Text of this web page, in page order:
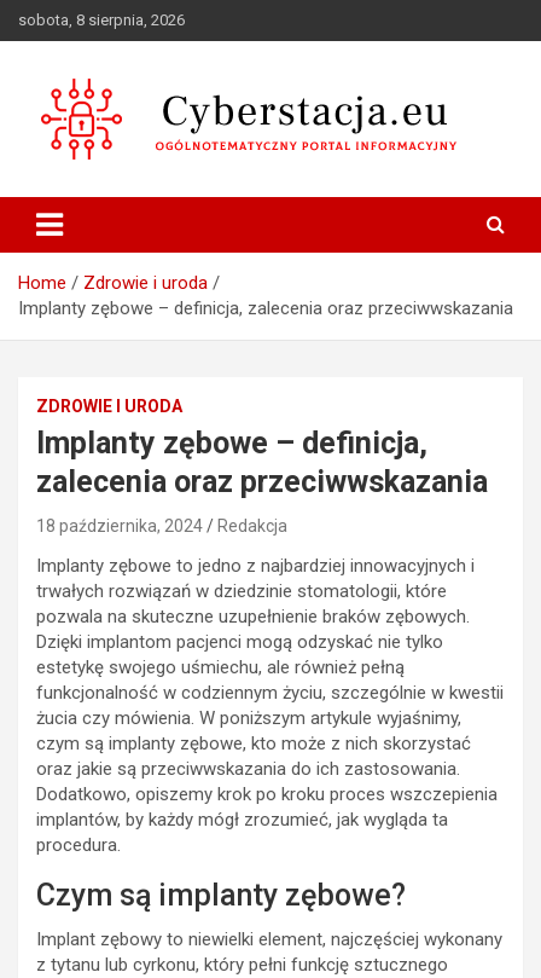
to
sobota, 8 sierpnia, 2026
Cyberstacja.eu
Home
Zdrowie i uroda
Implanty zębowe – definicja, zalecenia oraz przeciwwskazania
ZDROWIE I URODA
Implanty zębowe – definicja,
zalecenia oraz przeciwwskazania
18 października, 2024 Redakcja
Implanty zębowe to jedno z najbardziej innowacyjnych i
trwałych rozwiązań w dziedzinie stomatologii, które
pozwala na skuteczne uzupełnienie braków zębowych.
Dzięki implantom pacjenci mogą odzyskać nie tylko
estetykę swojego uśmiechu, ale również pełną
funkcjonalność w codziennym życiu, szczególnie w kwestii
żucia czy mówienia. W poniższym artykule wyjaśnimy,
czym są implanty zębowe, kto może z nich skorzystać
oraz jakie są przeciwwskazania do ich zastosowania.
Dodatkowo, opiszemy krok po kroku proces wszczepienia
implantów, by każdy mógł zrozumieć, jak wygląda ta
procedura.
Czym są implanty zębowe?
Implant zębowy to niewielki element, najczęściej wykonany
z tytanu lub cyrkonu, który pełni funkcję sztucznego